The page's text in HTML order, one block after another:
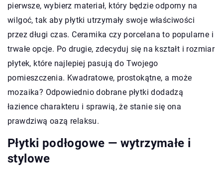
pierwsze, wybierz materiał, który będzie odporny na
wilgoć, tak aby płytki utrzymały swoje właściwości
przez długi czas. Ceramika czy porcelana to popularne i
trwałe opcje. Po drugie, zdecyduj się na kształt i rozmiar
płytek, które najlepiej pasują do Twojego
pomieszczenia. Kwadratowe, prostokątne, a może
mozaika? Odpowiednio dobrane płytki dodadzą
łazience charakteru i sprawią, że stanie się ona
prawdziwą oazą relaksu.
Płytki podłogowe — wytrzymałe i
stylowe